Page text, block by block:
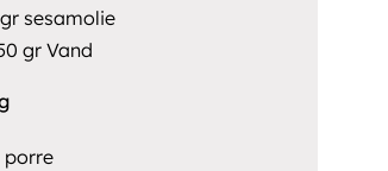
sesamolie
gr Vand